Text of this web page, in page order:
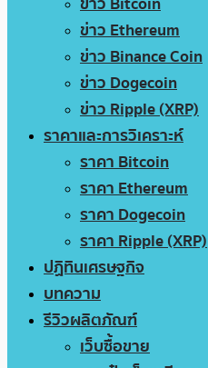
ข่าว Ethereum
ข่าว Binance Coin
ข่าว Dogecoin
ข่าว Ripple (XRP)
ราคาและการวิเคราะห์
ราคา Bitcoin
ราคา Ethereum
ราคา Dogecoin
ราคา Ripple (XRP)
ปฏิทินเศรษฐกิจ
บทความ
รีวิวผลิตภัณฑ์
เว็บซื้อขาย